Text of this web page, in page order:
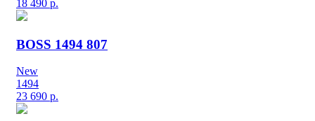
18 490 р.
BOSS 1494 807
New
1494
23 690 р.